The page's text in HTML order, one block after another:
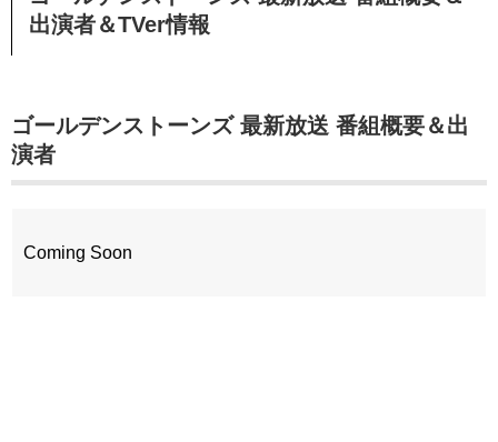
出演者＆TVer情報
ゴールデンストーンズ 最新放送 番組概要＆出
演者
Coming Soon